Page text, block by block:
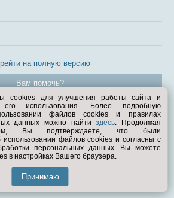
на полную версию
Вам помочь?
© Exist.ru 1998—2026
cookies для улучшения работы сайта и
использования. Более подробную
файлов cookies и правилах
данных можно найтиздесь. Продолжая
Вы подтверждаете, что были
файлов cookies и согласны с
персональных данных. Вы можете
в настройках Вашего браузера.
Принимаю